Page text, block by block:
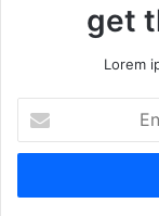
get
Lorem
your
Email